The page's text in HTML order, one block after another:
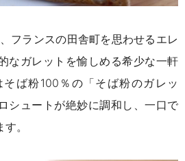
フランスの田舎町を思わせるエレ
なガレットを愉しめる希少な一軒
ば粉100％の「そば粉のガレッ
シュートが絶妙に調和し、一口で
。